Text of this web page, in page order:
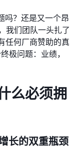
吗？还是又一个昂
我们团队一头扎了
任何厂商赞助的真
极问题：业绩，
么必须拥
长的双重瓶颈